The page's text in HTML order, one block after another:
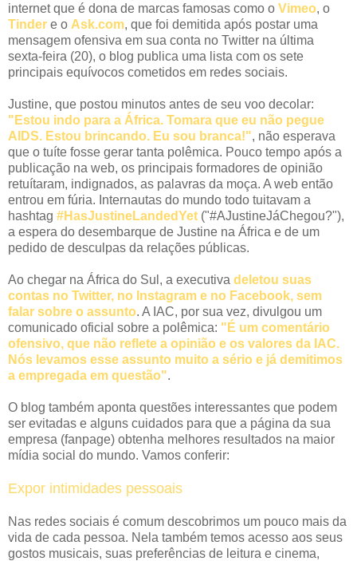
internet que é dona de marcas famosas como o Vimeo, o
Tinder e o Ask.com, que foi demitida após postar uma
mensagem ofensiva em sua conta no Twitter na última
sexta-feira (20), o blog publica uma lista com os sete
principais equívocos cometidos em redes sociais.
Justine, que postou minutos antes de seu voo decolar:
"Estou indo para a África. Tomara que eu não pegue
AIDS. Estou brincando. Eu sou branca!", não esperava
que o tuíte fosse gerar tanta polêmica. Pouco tempo após a
publicação na web, os principais formadores de opinião
retuítaram, indignados, as palavras da moça. A web então
entrou em fúria. Internautas do mundo todo tuitavam a
hashtag #HasJustineLandedYet ("#AJustineJáChegou?"),
a espera do desembarque de Justine na África e de um
pedido de desculpas da relações públicas.
Ao chegar na África do Sul, a executiva deletou suas
contas no Twitter, no Instagram e no Facebook, sem
falar sobre o assunto. A IAC, por sua vez, divulgou um
comunicado oficial sobre a polêmica: "É um comentário
ofensivo, que não reflete a opinião e os valores da IAC.
Nós levamos esse assunto muito a sério e já demitimos
a empregada em questão".
O blog também aponta questões interessantes que podem
ser evitadas e alguns cuidados para que a página da sua
empresa (fanpage) obtenha melhores resultados na maior
mídia social do mundo. Vamos conferir:
Expor intimidades pessoais
Nas redes sociais é comum descobrimos um pouco mais da
vida de cada pessoa. Nela também temos acesso aos seus
gostos musicais, suas preferências de leitura e cinema,